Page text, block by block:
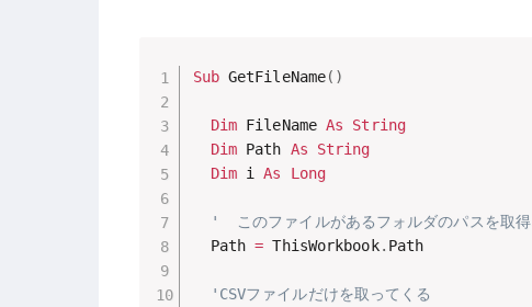
Sub GetFileName( )
Dim FileName As
String
Dim Path As
String
Dim i As Long
'  このファイルがあるフォルダのパスを取得
  Path
= ThisWorkbook. Path
'CSVファイルだけを取ってくる